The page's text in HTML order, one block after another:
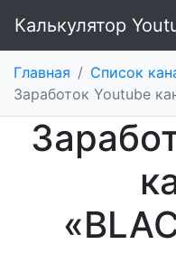
Калькулятор
Главная / Список
Заработок Youtube